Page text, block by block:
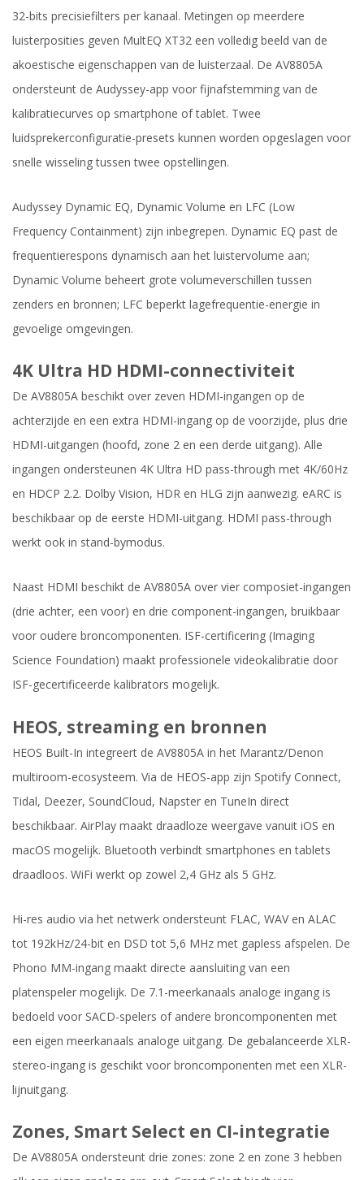
32-bits precisiefilters per kanaal. Metingen op meerdere
luisterposities geven MultEQ XT32 een volledig beeld van de
akoestische eigenschappen van de luisterzaal. De AV8805A
ondersteunt de Audyssey-app voor fijnafstemming van de
kalibratiecurves op smartphone of tablet. Twee
luidsprekerconfiguratie-presets kunnen worden opgeslagen voor
snelle wisseling tussen twee opstellingen.
Audyssey Dynamic EQ, Dynamic Volume en LFC (Low
Frequency Containment) zijn inbegrepen. Dynamic EQ past de
frequentierespons dynamisch aan het luistervolume aan;
Dynamic Volume beheert grote volumeverschillen tussen
zenders en bronnen; LFC beperkt lagefrequentie-energie in
gevoelige omgevingen.
4K Ultra HD HDMI-connectiviteit
De AV8805A beschikt over zeven HDMI-ingangen op de
achterzijde en een extra HDMI-ingang op de voorzijde, plus drie
HDMI-uitgangen (hoofd, zone 2 en een derde uitgang). Alle
ingangen ondersteunen 4K Ultra HD pass-through met 4K/60Hz
en HDCP 2.2. Dolby Vision, HDR en HLG zijn aanwezig. eARC is
beschikbaar op de eerste HDMI-uitgang. HDMI pass-through
werkt ook in stand-bymodus.
Naast HDMI beschikt de AV8805A over vier composiet-ingangen
(drie achter, een voor) en drie component-ingangen, bruikbaar
voor oudere broncomponenten. ISF-certificering (Imaging
Science Foundation) maakt professionele videokalibratie door
ISF-gecertificeerde kalibrators mogelijk.
HEOS, streaming en bronnen
HEOS Built-In integreert de AV8805A in het Marantz/Denon
multiroom-ecosysteem. Via de HEOS-app zijn Spotify Connect,
Tidal, Deezer, SoundCloud, Napster en TuneIn direct
beschikbaar. AirPlay maakt draadloze weergave vanuit iOS en
macOS mogelijk. Bluetooth verbindt smartphones en tablets
draadloos. WiFi werkt op zowel 2,4 GHz als 5 GHz.
Hi-res audio via het netwerk ondersteunt FLAC, WAV en ALAC
tot 192kHz/24-bit en DSD tot 5,6 MHz met gapless afspelen. De
Phono MM-ingang maakt directe aansluiting van een
platenspeler mogelijk. De 7.1-meerkanaals analoge ingang is
bedoeld voor SACD-spelers of andere broncomponenten met
een eigen meerkanaals analoge uitgang. De gebalanceerde XLR-
stereo-ingang is geschikt voor broncomponenten met een XLR-
lijnuitgang.
Zones, Smart Select en CI-integratie
De AV8805A ondersteunt drie zones: zone 2 en zone 3 hebben